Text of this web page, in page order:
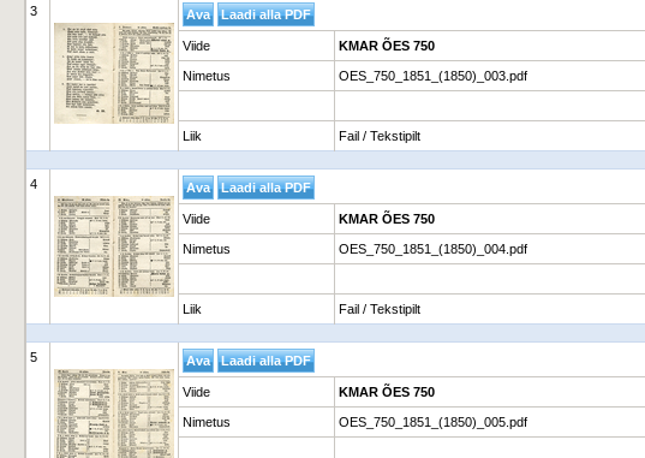
3
Viide KMAR ÕES 750
Nimetus OES_750_1851_(1850)_003.pdf
Liik Fail / Tekstipilt
4
Viide KMAR ÕES 750
Nimetus OES_750_1851_(1850)_004.pdf
Liik Fail / Tekstipilt
5
Viide KMAR ÕES 750
Nimetus OES_750_1851_(1850)_005.pdf